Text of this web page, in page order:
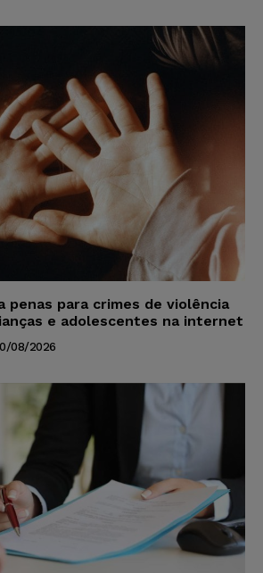
penas para crimes de violência
e adolescentes na internet
08/2026